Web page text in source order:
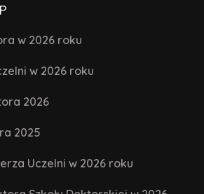
w 2026 roku
w 2026 roku
2026
2025
Uczelni w 2026 roku